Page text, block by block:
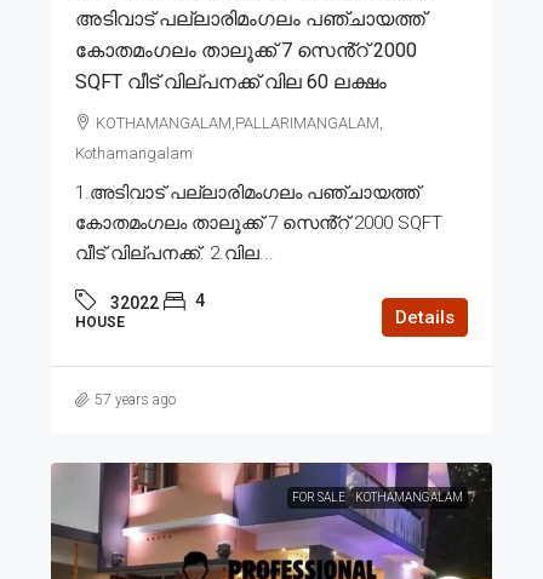
അടിവാട് പല്ലാരിമംഗലം പഞ്ചായത്ത്
കോതമംഗലം താലൂക്ക് 7 സെൻ്റ് 2000
SQFT വീട് വില്പനക്ക് വില 60 ലക്ഷം
KOTHAMANGALAM,PALLARIMANGALAM,
Kothamangalam
1.അടിവാട് പല്ലാരിമംഗലം പഞ്ചായത്ത്
കോതമംഗലം താലൂക്ക് 7 സെൻ്റ് 2000 SQFT
വീട് വില്പനക്ക്. 2.വില...
32022 4
HOUSE Details
57 years ago
FOR SALE KOTHAMANGALAM